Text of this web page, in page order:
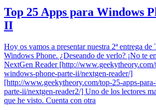
Top 25 Apps para Windows
II
Hoy os vamos a presentar nuestra 2ª entrega de
Windows Phone. ¿Deseando de verlo? ¡No te
NextGen Reader [http://
windows-phone-parte-ii/nextgen-reader/]
[http://www.geekytheory.com/top-25-apps-
parte-ii/nextgen-reader2/] Uno de los lectores
que he visto. Cuenta con otra